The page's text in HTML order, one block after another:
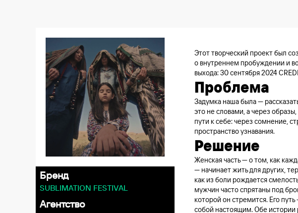
Бренд
SUBLIMATION FESTIVAL
Агентство
Этот творческий проект был
о внутреннем пробуждении и
выхода: 30 сентября 2024
Проблема
Задумка наша была —
это не словами, а через
пути к себе: через сомнение,
пространство узнавания.
Решение
Женская часть — о том, как
— начинает жить для других,
как из боли рождается
мужчин часто спрятаны под
которой он стремится. Его
собой настоящим. Обе истории